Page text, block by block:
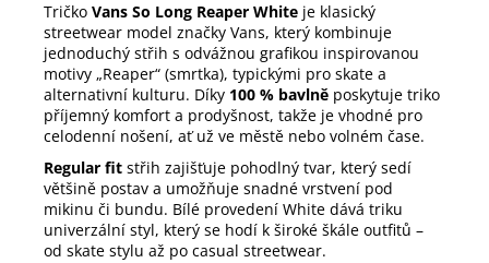
Tričko Vans So Long Reaper White je klasický
streetwear model značky Vans, který kombinuje
jednoduchý střih s odvážnou grafikou inspirovanou
motivy „Reaper“ (smrtka), typickými pro skate a
alternativní kulturu. Díky 100 % bavlně poskytuje triko
příjemný komfort a prodyšnost, takže je vhodné pro
celodenní nošení, ať už ve městě nebo volném čase.
Regular fit střih zajišťuje pohodlný tvar, který sedí
většině postav a umožňuje snadné vrstvení pod
mikinu či bundu. Bílé provedení White dává triku
univerzální styl, který se hodí k široké škále outfitů –
od skate stylu až po casual streetwear.